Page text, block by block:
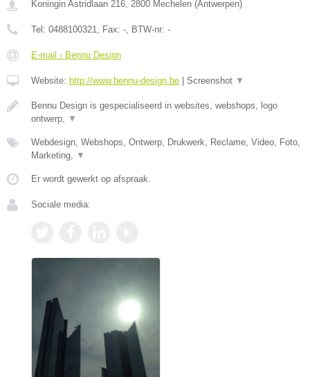
Koningin Astridlaan 216, 2800 Mechelen (Antwerpen)
Tel: 0488100321, Fax: -, BTW-nr: -
E-mail › Bennu Design
Website: http://www.bennu-design.be Screenshot ▼
Bennu Design is gespecialiseerd in websites, webshops, logo
ontwerp, ▼
Webdesign, Webshops, Ontwerp, Drukwerk, Reclame, Video, Foto,
Marketing, ▼
Er wordt gewerkt op afspraak.
Sociale media: